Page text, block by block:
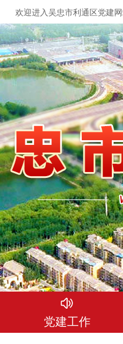
欢迎进入吴忠市利通区党建网
党建工作